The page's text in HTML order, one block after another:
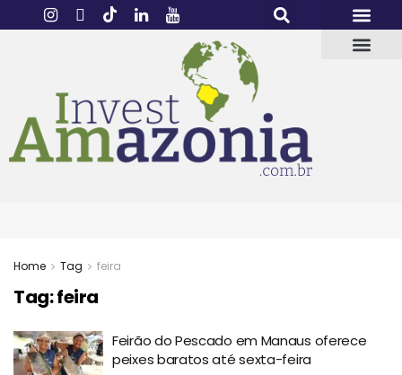
Home Tag feira
Tag:feira
Feirão do Pescado em Manaus oferece
peixes baratos até sexta-feira